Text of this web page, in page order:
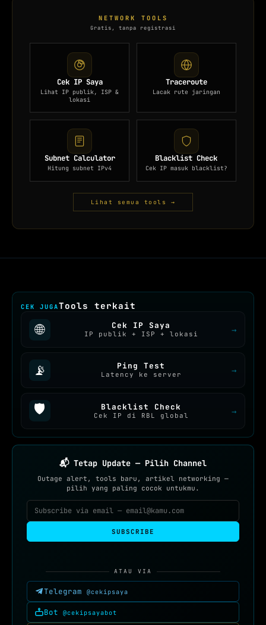
NETWORK TOOLS
Gratis, tanpa registrasi
Cek IP Saya
Lihat IP publik, ISP &
lokasi
Traceroute
Lacak rute jaringan
Subnet Calculator
Hitung subnet IPv4
Blacklist Check
Cek IP masuk blacklist?
Lihat semua tools →
CEK JUGATools terkait
🌐 Cek IP Saya
IP publik + ISP + lokasi →
📡 Ping Test
Latency ke server →
🛡️ Blacklist Check
Cek IP di RBL global →
📬 Tetap Update — Pilih Channel
Outage alert, tools baru, artikel networking —
pilih yang paling cocok untukmu.
SUBSCRIBE
ATAU VIA
Telegram @cekipsaya
Bot @cekipsayabot